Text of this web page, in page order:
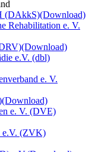
(DAkkS)(Download)
Rehabilitation e. V.
(Download)
e.V. (dbl)
e. V.
(Download)
e. V. (DVE)
e.V. (ZVK)